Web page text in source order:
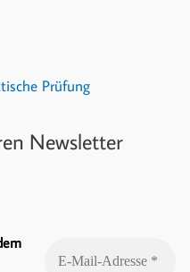
Prüfung
Newsletter